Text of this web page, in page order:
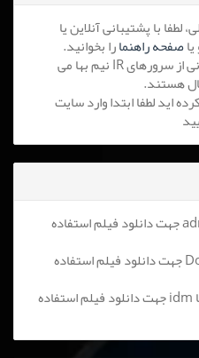
صفحه راهنمارا بخوانید.
2-مصرف اینترنت برای خرید قانونی از سرورهای IR نیم بها می
هستند.
اید لطفا ابتدا وارد سایت
در گوشی های اندروید از برنامه adm جهت دانلود فیلم استفاده
در گوشی ios از برنامه Documents جهت دانلود فیلم استفاده
در کامپیوتر از برنامه Flash Get یا idm جهت دانلود فیلم استفاده